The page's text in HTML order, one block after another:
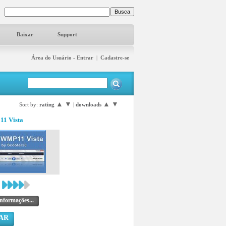
Baixar Support
Área do Usuário - Entrar | Cadastre-se
Sort by: rating ▲ ▼ | downloads ▲ ▼
Vista